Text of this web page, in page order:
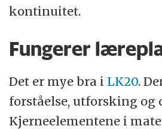
kontinuitet.
Fungerer
Det er mye bra i LK20.
forståelse, utforsking
Kjerneelementene i